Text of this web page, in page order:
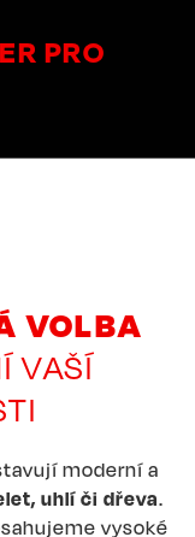
PRO
VOLBA
VAŠÍ
moderní a
uhlí či dřeva.
vysoké